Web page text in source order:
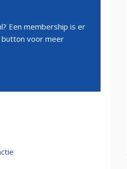
Een membership is er
button voor meer